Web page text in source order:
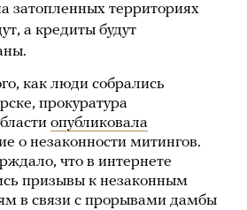
территориях
а кредиты будут
как люди собрались
прокуратура
опубликовала
о незаконности митингов.
что в интернете
призывы к незаконным
в связи с прорывами дамбы